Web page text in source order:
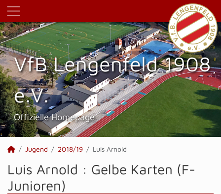
VfB Lengenfeld 1908
e.V.
Offizielle Homepage
Jugend 2018/19 Luis Arnold
Luis Arnold : Gelbe Karten (F-
Junioren)